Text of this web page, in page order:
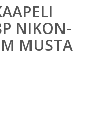
NIKON-
MUSTA